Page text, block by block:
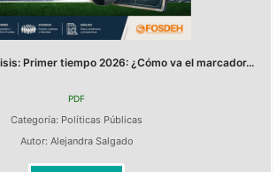
Primer tiempo 2026: ¿Cómo va el marcador...
PDF
Categoría: Políticas Públicas
Autor: Alejandra Salgado